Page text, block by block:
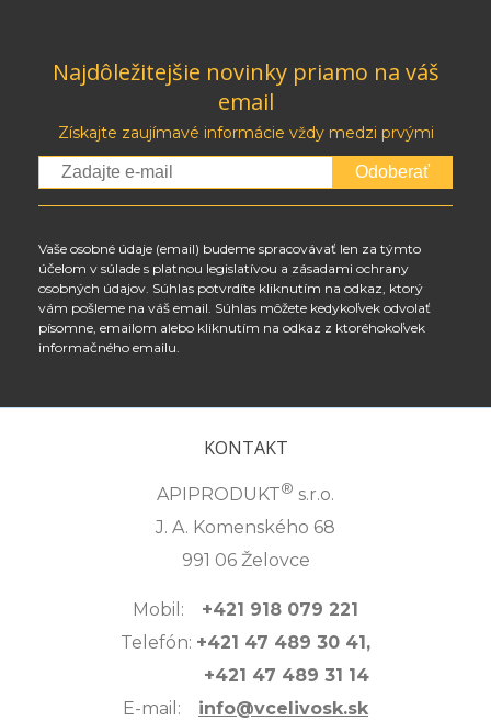
Najdôležitejšie novinky priamo na váš
email
Získajte zaujímavé informácie vždy medzi prvými
Odoberať
Vaše osobné údaje (email) budeme spracovávať len za týmto
účelom v súlade s platnou legislatívou a zásadami ochrany
osobných údajov. Súhlas potvrdíte kliknutím na odkaz, ktorý
vám pošleme na váš email. Súhlas môžete kedykoľvek odvolať
písomne, emailom alebo kliknutím na odkaz z ktoréhokoľvek
informačného emailu.
KONTAKT
APIPRODUKT® s.r.o.
J. A. Komenského 68
991 06 Želovce
Mobil: +421 918 079 221
Telefón: +421 47 489 30 41,
+421 47 489 31 14
E-mail: info@vcelivosk.sk